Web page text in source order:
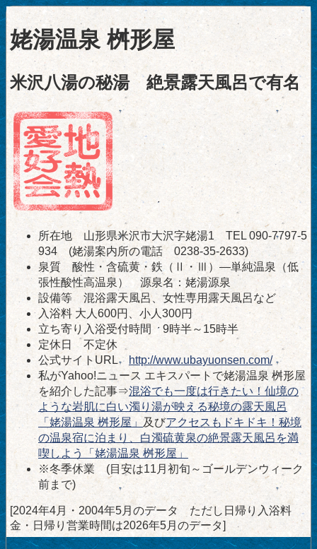
姥湯温泉 桝形屋
米沢八湯の秘湯 絶景露天風呂で有名
所在地 山形県米沢市大沢字姥湯1 TEL 090-7797-5
934 (姥湯案内所の電話 0238-35-2633)
泉質 酸性・含硫黄・鉄（Ⅱ・Ⅲ）―単純温泉（低
張性酸性高温泉） 源泉名：姥湯源泉
設備等 混浴露天風呂、女性専用露天風呂など
入浴料 大人600円、小人300円
立ち寄り入浴受付時間 9時半～15時半
定休日 不定休
公式サイトURL http://www.ubayuonsen.com/
私がYahoo!ニュース エキスパートで姥湯温泉 桝形屋
を紹介した記事⇒混浴でも一度は行きたい！仙境の
ような岩肌に白い濁り湯が映える秘境の露天風呂
「姥湯温泉 桝形屋」 及びアクセスもドキドキ！秘境
の温泉宿に泊まり、白濁硫黄泉の絶景露天風呂を満
喫しよう「姥湯温泉 桝形屋」
※冬季休業 (目安は11月初旬～ゴールデンウィーク
前まで)
[2024年4月・2004年5月のデータ ただし日帰り入浴料
金・日帰り営業時間は2026年5月のデータ]